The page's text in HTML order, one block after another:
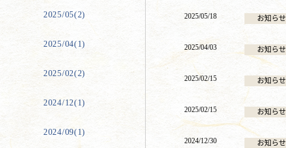
2025/05(2)
2025/04(1)
2025/02(2)
2024/12(1)
2024/09(1)
2025/05/18 お知らせ
2025/04/03 お知らせ
2025/02/15 お知らせ
2025/02/15 お知らせ
2024/12/30 お知らせ